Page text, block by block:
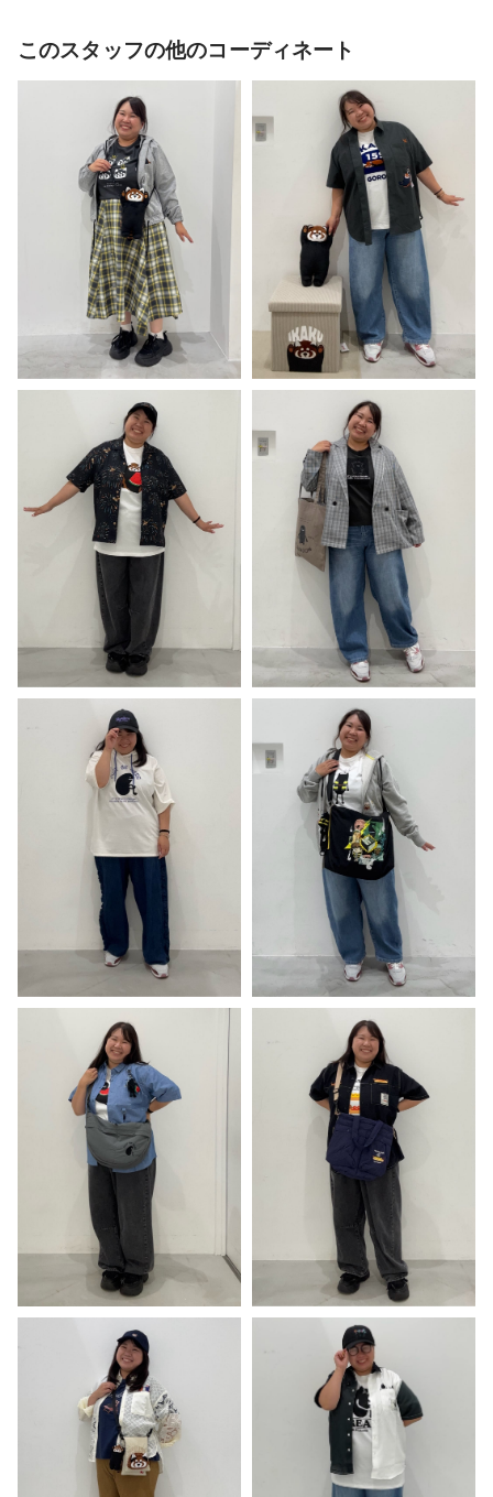
このスタッフの他のコーディネート